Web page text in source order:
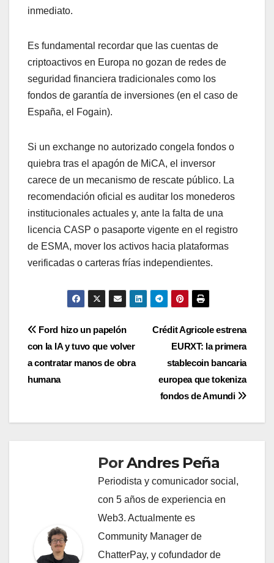
inmediato.
Es fundamental recordar que las cuentas de
criptoactivos en Europa no gozan de redes de
seguridad financiera tradicionales como los
fondos de garantía de inversiones (en el caso de
España, el Fogain).
Si un exchange no autorizado congela fondos o
quiebra tras el apagón de MiCA, el inversor
carece de un mecanismo de rescate público. La
recomendación oficial es auditar los monederos
institucionales actuales y, ante la falta de una
licencia CASP o pasaporte vigente en el registro
de ESMA, mover los activos hacia plataformas
verificadas o carteras frías independientes.
Navegación
de
entradas
Crédit Agricole estrena
EURXT: la primera
stablecoin bancaria
europea que tokeniza
fondos de Amundi
Ford hizo un papelón
con la IA y tuvo que volver
a contratar manos de obra
humana
PorAndres Peña
Periodista y comunicador social,
con 5 años de experiencia en
Web3. Actualmente es
Community Manager de
ChatterPay, y cofundador de